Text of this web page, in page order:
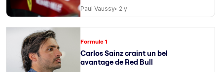
Paul Vaussy 2 y
Formule 1
Carlos Sainz craint un bel
avantage de Red Bull